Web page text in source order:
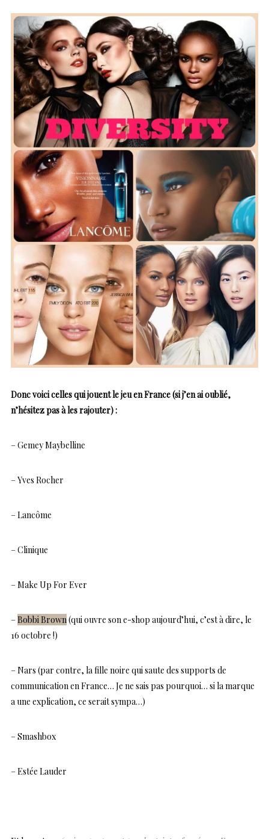
Donc voici celles qui jouent le jeu en France (si j’en ai oublié,
n’hésitez pas à les rajouter) :
– Gemey Maybelline
– Yves Rocher
– Lancôme
– Clinique
– Make Up For Ever
–Bobbi Brown (qui ouvre son e-shop aujourd’hui, c’est à dire, le
16 octobre !)
– Nars (par contre, la fille noire qui saute des supports de
communication en France… Je ne sais pas pourquoi… si la marque
a une explication, ce serait sympa…)
– Smashbox
– Estée Lauder